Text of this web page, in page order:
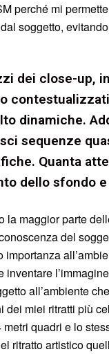
perché mi
soggetto,
dei close-up,
dinamiche.
sequenze
Quanta
dello sfondo
la maggior parte
del
importanza
inventare
all’ambiente
dei miei ritratti più
quadri e lo
ritratto artistico